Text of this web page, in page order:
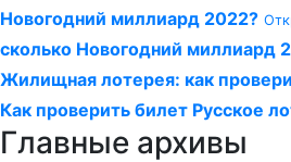
Новогодний миллиард 2022?
сколько Новогодний миллиард
Жилищная лотерея: как
Как проверить билет Русское
Главные архивы